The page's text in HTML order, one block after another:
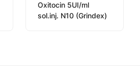
Oxitocin 5UI/ml
sol.inj. N10 (Grindex)